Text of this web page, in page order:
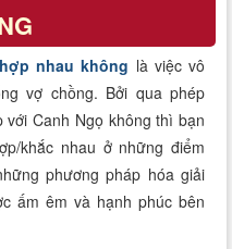
nhau không là việc vô
vợ chồng. Bởi qua phép
Canh Ngọ không thì bạn
khắc nhau ở những điểm
phương pháp hóa giải
ấm êm và hạnh phúc bên